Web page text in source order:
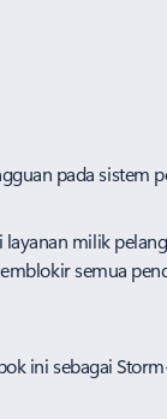
pada sistem
milik
semua
ini sebagai